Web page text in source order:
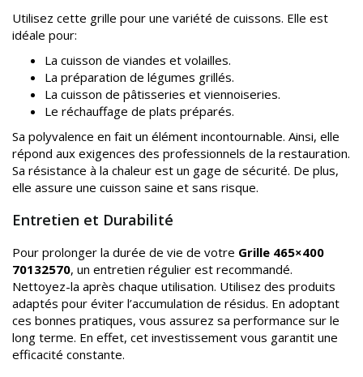
Utilisez cette grille pour une variété de cuissons. Elle est
idéale pour:
La cuisson de viandes et volailles.
La préparation de légumes grillés.
La cuisson de pâtisseries et viennoiseries.
Le réchauffage de plats préparés.
Sa polyvalence en fait un élément incontournable. Ainsi, elle
répond aux exigences des professionnels de la restauration.
Sa résistance à la chaleur est un gage de sécurité. De plus,
elle assure une cuisson saine et sans risque.
Entretien et Durabilité
Pour prolonger la durée de vie de votre Grille 465×400
70132570, un entretien régulier est recommandé.
Nettoyez-la après chaque utilisation. Utilisez des produits
adaptés pour éviter l’accumulation de résidus. En adoptant
ces bonnes pratiques, vous assurez sa performance sur le
long terme. En effet, cet investissement vous garantit une
efficacité constante.